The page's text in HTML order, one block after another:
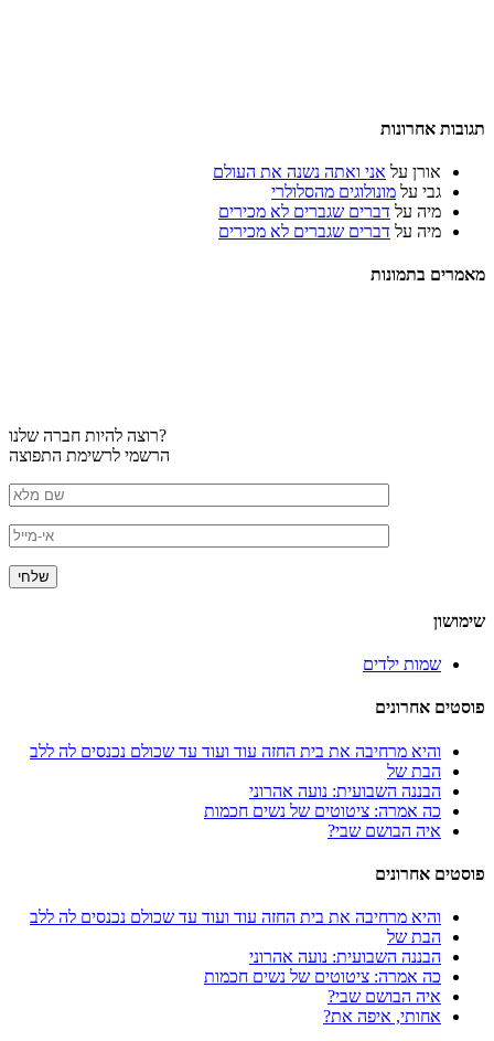
תגובות אחרונות
אורן על אני ואתה נשנה את העולם
גבי על מונולוגים מהסלולרי
מיה על דברים שגברים לא מכירים
מיה על דברים שגברים לא מכירים
מאמרים בתמונות
רוצה להיות חברה שלנו?
הרשמי לרשימת התפוצה
שימושון
שמות ילדים
פוסטים אחרונים
והיא מרחיבה את בית החזה עוד ועוד עד שכולם נכנסים לה ללב
הבת של
הבננה השבועית: נועה אהרוני
כה אמרה: ציטוטים של נשים חכמות
איה הבושם שבי?
פוסטים אחרונים
והיא מרחיבה את בית החזה עוד ועוד עד שכולם נכנסים לה ללב
הבת של
הבננה השבועית: נועה אהרוני
כה אמרה: ציטוטים של נשים חכמות
איה הבושם שבי?
אחותי, איפה את?